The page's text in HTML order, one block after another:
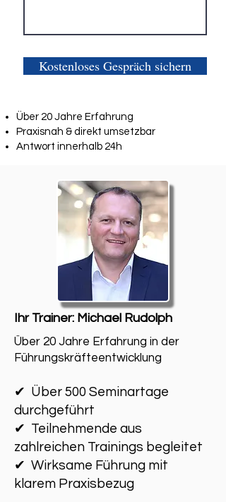
Kostenloses Gespräch sichern
Über 20 Jahre Erfahrung
Praxisnah & direkt umsetzbar
Antwort innerhalb 24h
Ihr Trainer: Michael Rudolph
Über 20 Jahre Erfahrung in der
Führungskräfteentwicklung
✔ Über 500 Seminartage
durchgeführt
✔ Teilnehmende aus
zahlreichen Trainings begleitet
✔ Wirksame Führung mit
klarem Praxisbezug